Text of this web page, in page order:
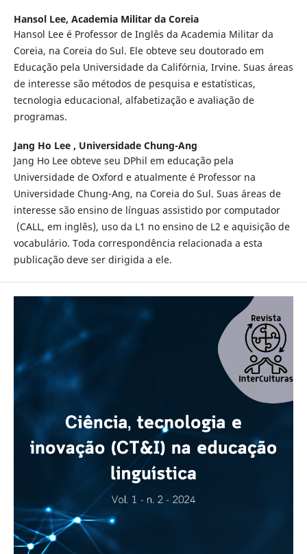
Hansol Lee, Academia Militar da Coreia
Hansol Lee é Professor de Inglês da Academia Militar da
Coreia, na Coreia do Sul. Ele obteve seu doutorado em
Educação pela Universidade da Califórnia, Irvine. Suas áreas
de interesse são métodos de pesquisa e estatísticas,
tecnologia educacional, alfabetização e avaliação de
programas.
Jang Ho Lee , Universidade Chung-Ang
Jang Ho Lee obteve seu DPhil em educação pela
Universidade de Oxford e atualmente é Professor na
Universidade Chung-Ang, na Coreia do Sul. Suas áreas de
interesse são ensino de línguas assistido por computador
(CALL, em inglês), uso da L1 no ensino de L2 e aquisição de
vocabulário. Toda correspondência relacionada a esta
publicação deve ser dirigida a ele.